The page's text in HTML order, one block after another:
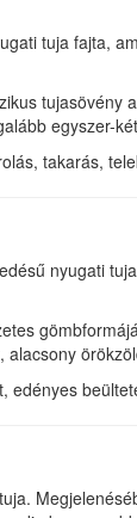
tuja fajta,
egyszer-
takarás,
nyugati